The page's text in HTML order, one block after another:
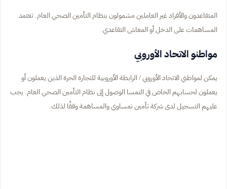
المتقاعدون والأفراد غير العاملين مشمولون بنظام التأمين الصحي العام. تعتمد
المساهمات على الدخل أو المعاش التقاعدي.
مواطنو الاتحاد الأوروبي
يمكن لمواطني الاتحاد الأوروبي / الرابطة الأوروبية للتجارة الحرة الذين يعملون أو
يعملون لحسابهم الخاص في النمسا الوصول إلى نظام التأمين الصحي العام. يجب
عليهم التسجيل لدى شركة تأمين نمساوي والمساهمة وفقًا لذلك.